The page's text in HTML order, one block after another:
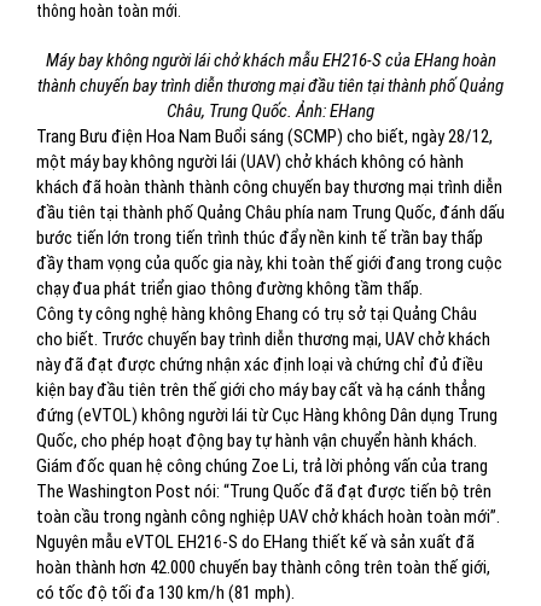
thông hoàn toàn mới.
Máy bay không người lái chở khách mẫu EH216-S của EHang hoàn
thành chuyến bay trình diễn thương mại đầu tiên tại thành phố Quảng
Châu, Trung Quốc. Ảnh: EHang
Trang Bưu điện Hoa Nam Buổi sáng (SCMP) cho biết, ngày 28/12,
một máy bay không người lái (UAV) chở khách không có hành
khách đã hoàn thành thành công chuyến bay thương mại trình diễn
đầu tiên tại thành phố Quảng Châu phía nam Trung Quốc, đánh dấu
bước tiến lớn trong tiến trình thúc đẩy nền kinh tế trần bay thấp
đầy tham vọng của quốc gia này, khi toàn thế giới đang trong cuộc
chạy đua phát triển giao thông đường không tầm thấp.
Công ty công nghệ hàng không Ehang có trụ sở tại Quảng Châu
cho biết. Trước chuyến bay trình diễn thương mại, UAV chở khách
này đã đạt được chứng nhận xác định loại và chứng chỉ đủ điều
kiện bay đầu tiên trên thế giới cho máy bay cất và hạ cánh thẳng
đứng (eVTOL) không người lái từ Cục Hàng không Dân dụng Trung
Quốc, cho phép hoạt động bay tự hành vận chuyển hành khách.
Giám đốc quan hệ công chúng Zoe Li, trả lời phỏng vấn của trang
The Washington Post nói: “Trung Quốc đã đạt được tiến bộ trên
toàn cầu trong ngành công nghiệp UAV chở khách hoàn toàn mới”.
Nguyên mẫu eVTOL EH216-S do EHang thiết kế và sản xuất đã
hoàn thành hơn 42.000 chuyến bay thành công trên toàn thế giới,
có tốc độ tối đa 130 km/h (81 mph).